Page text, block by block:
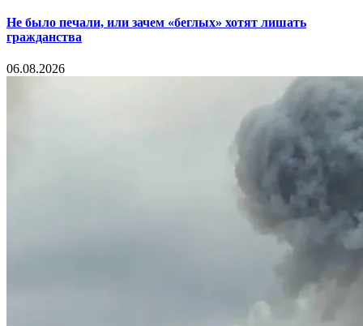
Не было печали, или зачем «беглых» хотят лишать
гражданства
06.08.2026